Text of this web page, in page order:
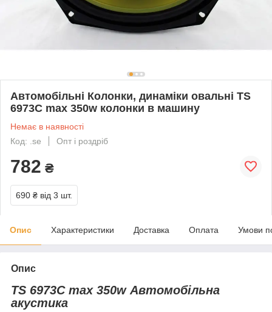
Автомобільні Колонки, динаміки овальні TS
6973С max 350w колонки в машину
Немає в наявності
Код: .se
Опт і роздріб
782 ₴
690 ₴ від 3 шт.
Опис Характеристики Доставка Оплата Умови
Опис
TS 6973С max 350w Автомобільна
акустика